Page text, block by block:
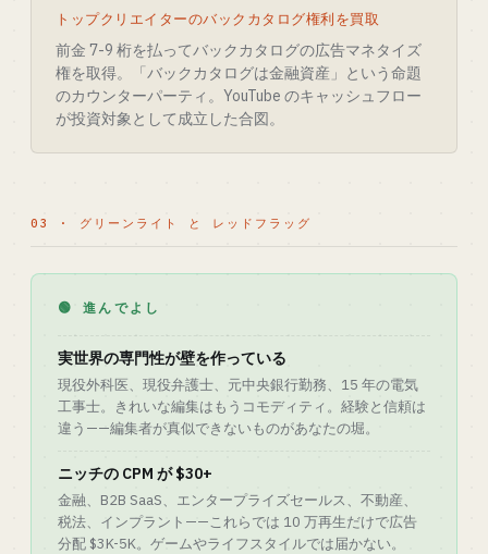
トップクリエイターのバックカタログ権利を買取
前金 7-9 桁を払ってバックカタログの広告マネタイズ
権を取得。「バックカタログは金融資産」という命題
のカウンターパーティ。YouTube のキャッシュフロー
が投資対象として成立した合図。
03 · グリーンライト と レッドフラッグ
🟢 進んでよし
実世界の専門性が壁を作っている
現役外科医、現役弁護士、元中央銀行勤務、15 年の電気
工事士。きれいな編集はもうコモディティ。経験と信頼は
違う——編集者が真似できないものがあなたの堀。
ニッチの CPM が $30+
金融、B2B SaaS、エンタープライズセールス、不動産、
税法、インプラント——これらでは 10 万再生だけで広告
分配 $3K-5K。ゲームやライフスタイルでは届かない。